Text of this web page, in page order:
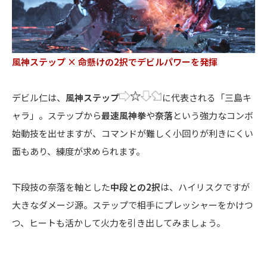
風神ステップ × 命懸けの2択でデビルパワーを発揮
デビル仁は、 風神ステップ
に代表される「三島キ
ャラ」。ステップから最速風神拳や奈落という強力なコンボ
始動技を出せますが、コマンドが難しく小回りが利きにくい
面もあり、練度が求められます。
下段技の奈落を軸とした中段との2択は、ハイリスクですが
大きなダメージ源。ステップで相手にプレッシャーをかけつ
つ、ヒートも活かして火力を引き出してみましょう。